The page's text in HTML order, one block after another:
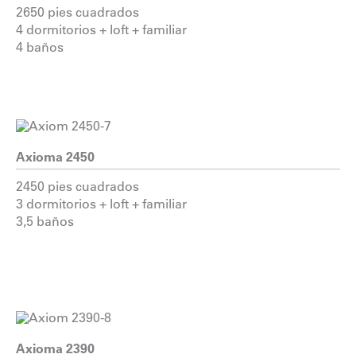
2650 pies cuadrados
4 dormitorios + loft + familiar
4 baños
Axioma 2450
2450 pies cuadrados
3 dormitorios + loft + familiar
3,5 baños
Axioma 2390